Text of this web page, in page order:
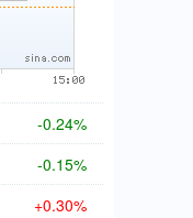
-0.24%
-0.15%
+0.30%